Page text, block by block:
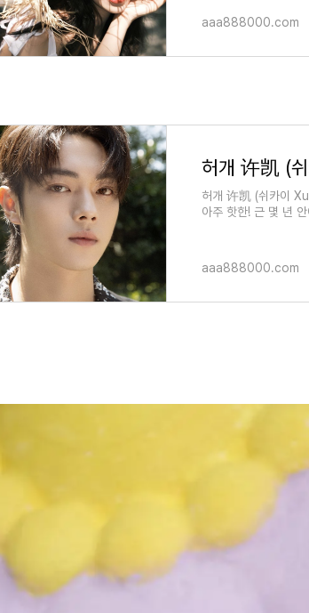
aaa888000.com
허개 许凯 (
허개 许凯 (쉬카이
아주 핫한! 근 몇 년
aaa888000.com